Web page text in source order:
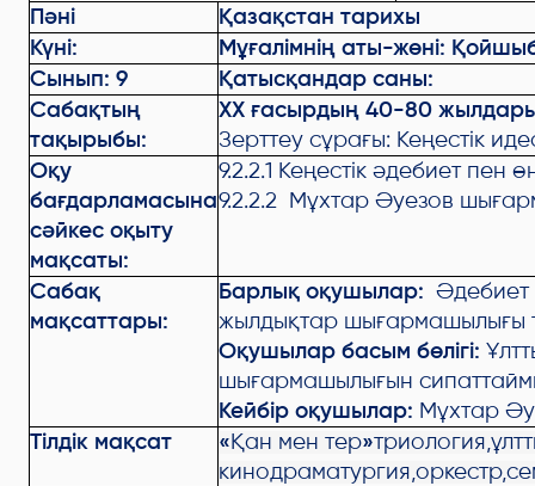
Пәні
Қазақстан тарихы
Күні:
Мұғалімнің аты-жөні:
Сынып: 9
Қатысқандар саны:
Сабақтың
тақырыбы:
XX ғасырдың 40-80
Зерттеу сұрағы: Кеңестік
Оқу
бағдарламасына
сәйкес оқыту
мақсаты:
9.2.2.1 Кеңестік әдебиет
9.2.2.2 Мұхтар Әуезов
Сабақ
мақсаттары:
Барлық оқушылар: Әдебиет
жылдықтар шығармашылығы
Оқушылар басым бөлігі:
шығармашылығын
Кейбір оқушылар: Мұхтар
Тілдік мақсат
«Қан мен тер»